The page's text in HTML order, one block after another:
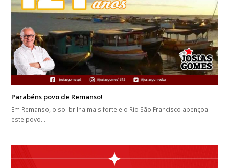
Parabéns povo de Remanso!
Em Remanso, o sol brilha mais forte e o Rio São Francisco abençoa
este povo…